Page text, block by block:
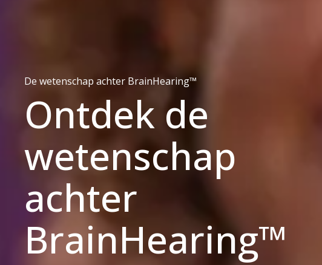
De wetenschap achter BrainHearing™
Ontdek de
wetenschap
achter
BrainHearing™